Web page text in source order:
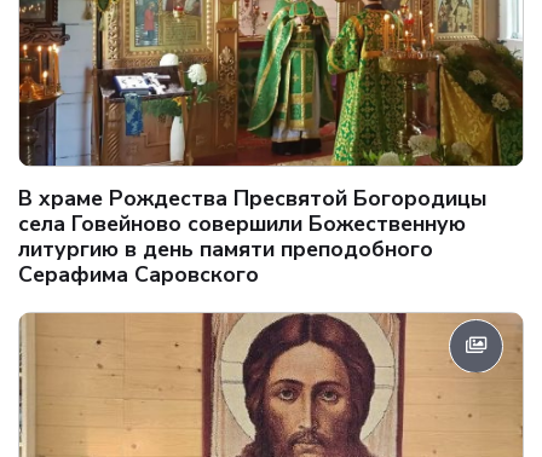
В храме Рождества Пресвятой Богородицы
села Говейново совершили Божественную
литургию в день памяти преподобного
Серафима Саровского